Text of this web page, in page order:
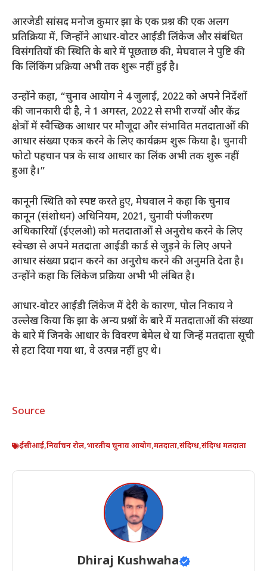
आरजेडी सांसद मनोज कुमार झा के एक प्रश्न की एक अलग
प्रतिक्रिया में, जिन्होंने आधार-वोटर आईडी लिंकेज और संबंधित
विसंगतियों की स्थिति के बारे में पूछताछ की, मेघवाल ने पुष्टि की
कि लिंकिंग प्रक्रिया अभी तक शुरू नहीं हुई है।
उन्होंने कहा, “चुनाव आयोग ने 4 जुलाई, 2022 को अपने निर्देशों
की जानकारी दी है, ने 1 अगस्त, 2022 से सभी राज्यों और केंद्र
क्षेत्रों में स्वैच्छिक आधार पर मौजूदा और संभावित मतदाताओं की
आधार संख्या एकत्र करने के लिए कार्यक्रम शुरू किया है। चुनावी
फोटो पहचान पत्र के साथ आधार का लिंक अभी तक शुरू नहीं
हुआ है।”
कानूनी स्थिति को स्पष्ट करते हुए, मेघवाल ने कहा कि चुनाव
कानून (संशोधन) अधिनियम, 2021, चुनावी पंजीकरण
अधिकारियों (ईएलओ) को मतदाताओं से अनुरोध करने के लिए
स्वेच्छा से अपने मतदाता आईडी कार्ड से जुड़ने के लिए अपने
आधार संख्या प्रदान करने का अनुरोध करने की अनुमति देता है।
उन्होंने कहा कि लिंकेज प्रक्रिया अभी भी लंबित है।
आधार-वोटर आईडी लिंकेज में देरी के कारण, पोल निकाय ने
उल्लेख किया कि झा के अन्य प्रश्नों के बारे में मतदाताओं की संख्या
के बारे में जिनके आधार के विवरण बेमेल थे या जिन्हें मतदाता सूची
से हटा दिया गया था, वे उत्पन्न नहीं हुए थे।
Source
ईसीआई,निर्वाचन रोल,भारतीय चुनाव आयोग,मतदाता,संदिग्ध,संदिग्ध मतदाता
Dhiraj Kushwaha